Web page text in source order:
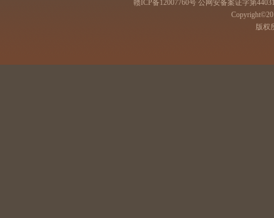
赣ICP备12007760号 公网安备案证字第
版权